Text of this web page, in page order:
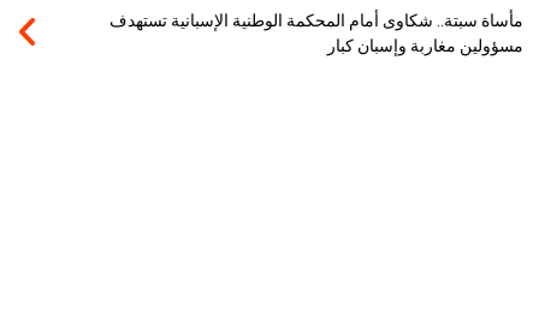
مأساة سبتة.. شكاوى أمام المحكمة الوطنية الإسبانية تستهدف
مسؤولين مغاربة وإسبان كبار